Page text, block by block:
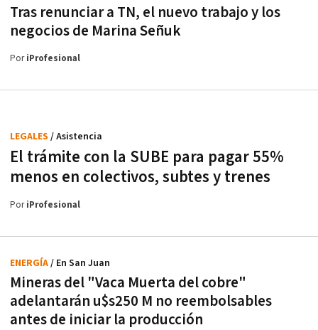
Tras renunciar a TN, el nuevo trabajo y los
negocios de Marina Señuk
PoriProfesional
El trámite con la SUBE para pagar 55%
menos en colectivos, subtes y trenes
LEGALES / Asistencia
PoriProfesional
Mineras del "Vaca Muerta del cobre"
adelantarán u$s250 M no reembolsables
antes de iniciar la producción
ENERGÍA/ En San Juan